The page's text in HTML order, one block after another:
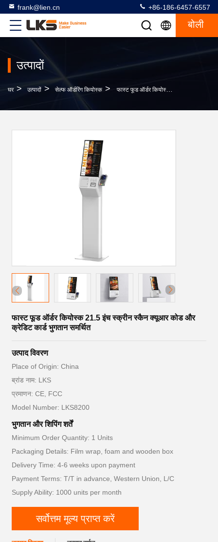
frank@lien.cn +86-186-6457-6557
बोली
उत्पादों
घर > उत्पादों > सेल्फ ऑर्डरिंग कियोस्क > फास्ट फूड ऑर्डर कियोस्क 21.5 इंच स्क्रीन स्कैन क्यूआर कोड और क्रेडिट कार्ड भुगतान समर्थित
फास्ट फूड ऑर्डर कियोस्क 21.5 इंच स्क्रीन स्कैन क्यूआर कोड और
क्रेडिट कार्ड भुगतान समर्थित
उत्पाद विवरण
Place of Origin: China
ब्रांड नाम: LKS
प्रमाणन: CE, FCC
Model Number: LKS8200
भुगतान और शिपिंग शर्तें
Minimum Order Quantity: 1 Units
Packaging Details: Film wrap, foam and wooden box
Delivery Time: 4-6 weeks upon payment
Payment Terms: T/T in advance, Western Union, L/C
Supply Ability: 1000 units per month
सर्वोत्तम मूल्य प्राप्त करें